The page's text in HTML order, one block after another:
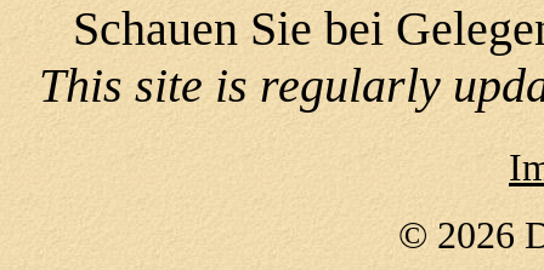
Schauen Sie bei
This site is regularly
© 2026